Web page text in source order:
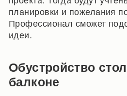
планировки и пожелания
Профессионал сможет
идеи.
Обустройство
балконе